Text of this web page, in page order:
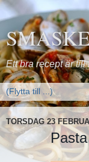
Ett bra recept är till
TORSDAG 23